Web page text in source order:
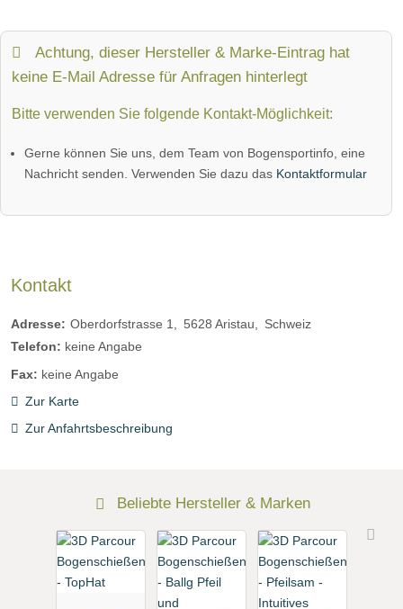
Achtung, dieser Hersteller & Marke-Eintrag hat
keine E-Mail Adresse für Anfragen hinterlegt
Bitte verwenden Sie folgende Kontakt-Möglichkeit:
Gerne können Sie uns, dem Team von Bogensportinfo, eine
Nachricht senden. Verwenden Sie dazu das Kontaktformular
Kontakt
Adresse: Oberdorfstrasse 1 5628 Aristau
Schweiz
Telefon: keine Angabe
Fax: keine Angabe
Zur Karte
Zur Anfahrtsbeschreibung
Beliebte Hersteller & Marken